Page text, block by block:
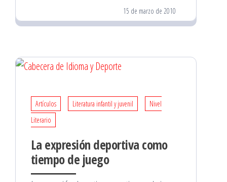
15 de marzo de 2010
Artículos Literatura infantil y juvenil
Nivel
Literario
La expresión deportiva como
tiempo de juego